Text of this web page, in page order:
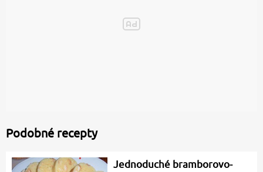
Podobné recepty
Jednoduché bramborovo-